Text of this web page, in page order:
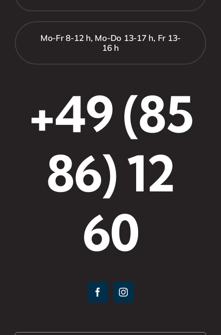
Mo-Fr 8-12 h, Mo-Do 13-17 h, Fr 13-
16 h
+49 (85
86) 12
60